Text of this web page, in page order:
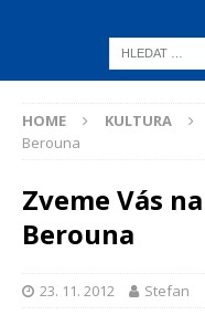
HOME KULTURA
Berouna
Zveme Vás
Berouna
23. 11. 2012 Stefan